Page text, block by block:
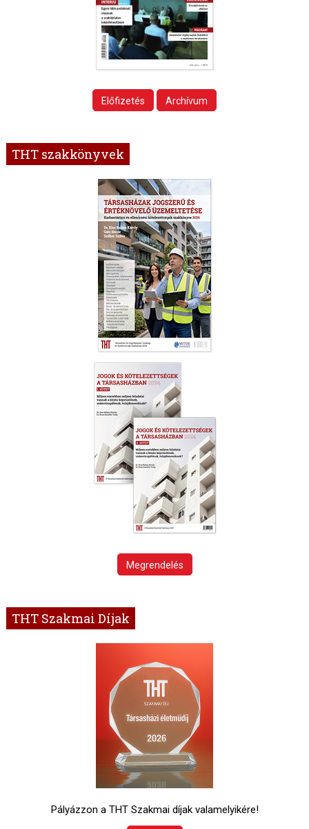
Előfizetés Archívum
THT szakkönyvek
Megrendelés
THT Szakmai Díjak
Pályázzon a THT Szakmai díjak valamelyikére!